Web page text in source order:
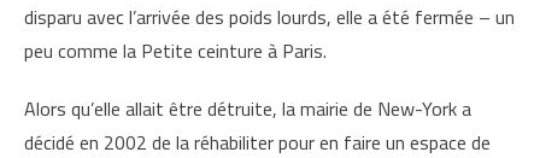
disparu avec l’arrivée des poids lourds, elle a été fermée – un
peu comme la Petite ceinture à Paris.
Alors qu’elle allait être détruite, la mairie de New-York a
décidé en 2002 de la réhabiliter pour en faire un espace de